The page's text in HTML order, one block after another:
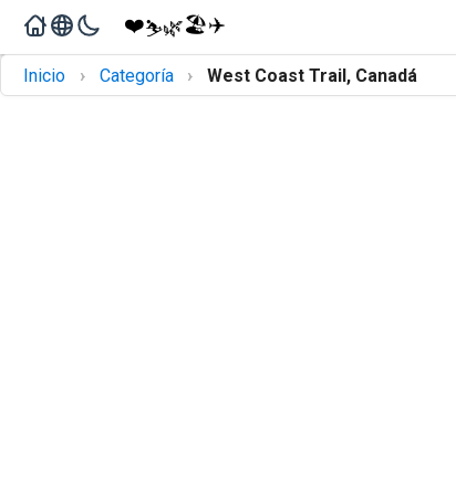
❤️⛷️🌿🏖️✈️
Inicio › Categoría › West Coast Trail, Canadá